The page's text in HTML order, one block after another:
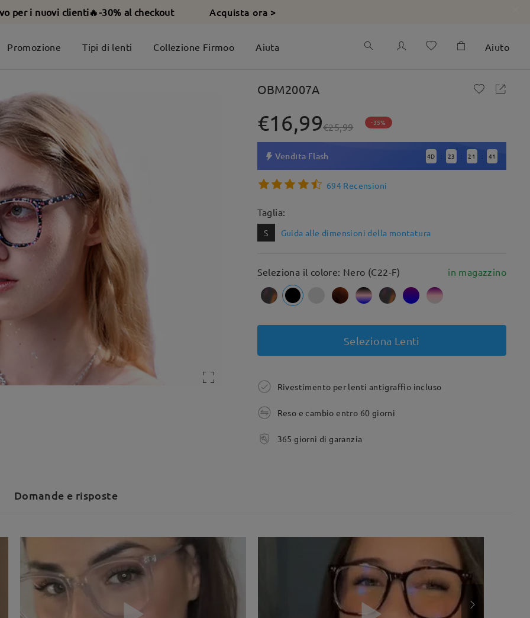
per i nuovi clienti🔥-30% al checkout Acquista ora >
Promozione Tipi di lenti Collezione Firmoo Aiuta Aiuto
OBM2007A
€16,99€25,99 -35%
Vendita Flash 4D : 23 : 21 : 40
694 Recensioni
Taglia:
S Guida alle dimensioni della montatura
Seleziona il colore: Nero (C22-F) in magazzino
Seleziona Lenti
Rivestimento per lenti antigraffio incluso
Reso e cambio entro 60 giorni
365 giorni di garanzia
Domande e risposte